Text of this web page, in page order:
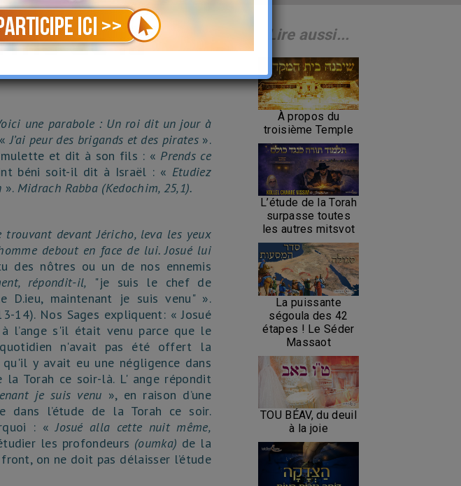
de la
une parabole : Un roi dit un jour à
J’ai peur des brigands et des pirates ».
et dit à son fils : « Prends ce
béni soit-il dit à Israël : « Etudiez
». Midrach Rabba (Kedochim, 25,1).
trouvant devant Jéricho, leva les yeux
debout en face de lui. Josué lui
des nôtres ou un de nos ennemis
répondit-il,
"je suis le chef de
D.ieu, maintenant je suis venu" ».
14). Nos Sages expliquent: « Josué
à l’ange s'il était venu parce que le
n'avait pas été offert la
y avait eu une négligence dans
la Torah ce soir-là. L' ange répondit
je suis venu », en raison d’une
dans l’étude de la Torah ce soir.
: « Josué alla cette nuit même,
les profondeurs (oumka) de la
on ne doit pas délaisser l’étude
Lire aussi...
À propos du
troisième Temple
L’étude de la Torah
surpasse toutes
les autres mitsvot
La puissante
ségoula des 42
étapes ! Le Séder
Massaot
TOU BÉAV, du deuil
à la joie